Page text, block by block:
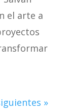
el arte a
»